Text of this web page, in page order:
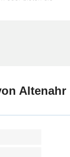
Altenahr